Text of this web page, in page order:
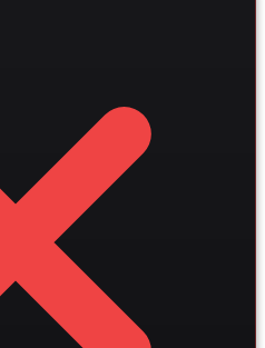
в покупку за счет
клиентского опыта.